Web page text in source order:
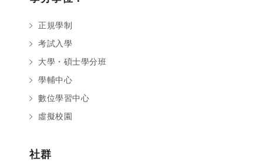
正規學制
考試入學
大學・碩士學分班
學輔中心
數位學習中心
虛擬校園
社群